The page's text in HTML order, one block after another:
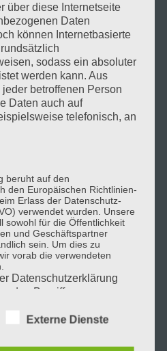
über diese Internetseite
Daten
können Internetbasierte
sodass ein absoluter
werden kann. Aus
betroffenen Person
Daten auch auf
telefonisch, an
beruht auf den
den Europäischen Richtlinien-
Erlass der Datenschutz-
verwendet wurden. Unsere
sowohl für die Öffentlichkeit
und Geschäftspartner
sein. Um dies zu
vorab die verwendeten
Datenschutzerklärung
Begriffe:
Externe Dienste